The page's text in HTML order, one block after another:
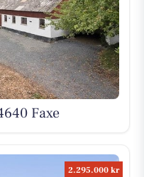
Faxe
2.295.000 kr